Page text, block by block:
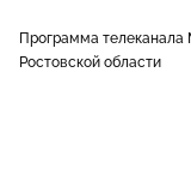
Программа
Ростовской области